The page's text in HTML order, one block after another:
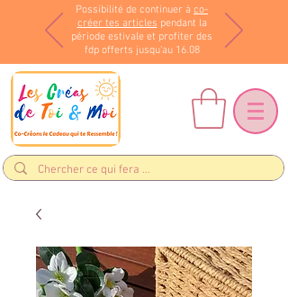
Possibilité de continuer à co-
créer tes articles pendant la
période estivale et profiter des
fdp offerts jusqu'au 16.08